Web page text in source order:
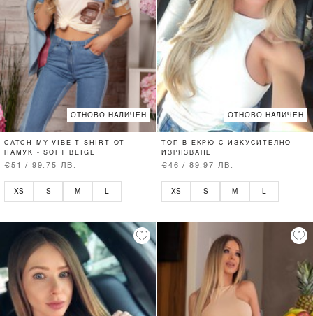
ОТНОВО НАЛИЧЕН
CATCH MY VIBE T-SHIRT ОТ
ПАМУК - SOFT BEIGE
€51 / 99.75 ЛВ.
XS S M
ОТНОВО НАЛИЧЕН
ТОП В ЕКРЮ С ИЗКУСИТЕЛНО
ИЗРЯЗВАНЕ
€46 / 89.97 ЛВ.
XS S M